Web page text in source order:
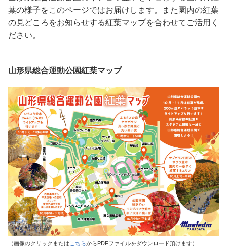
葉の様子をこのページではお届けします。また園内の紅葉
の見どころをお知らせする紅葉マップを合わせてご活用く
ださい。
山形県総合運動公園紅葉マップ
（画像のクリックまたは こちらからPDFファイルをダウンロード頂けます）